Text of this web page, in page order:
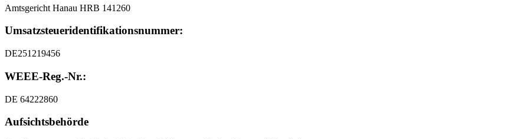
Amtsgericht Hanau HRB 141260
Umsatzsteuer­identifikationsnummer:
DE251219456
WEEE-Reg.-Nr.:
DE 64222860
Aufsichtsbehörde